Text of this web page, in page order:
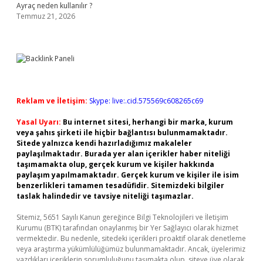
Ayraç neden kullanılır ?
Temmuz 21, 2026
Reklam ve İletişim: Skype: live:.cid.575569c608265c69
Yasal Uyarı: Bu internet sitesi, herhangi bir marka, kurum
veya şahıs şirketi ile hiçbir bağlantısı bulunmamaktadır.
Sitede yalnızca kendi hazırladığımız makaleler
paylaşılmaktadır. Burada yer alan içerikler haber niteliği
taşımamakta olup, gerçek kurum ve kişiler hakkında
paylaşım yapılmamaktadır. Gerçek kurum ve kişiler ile isim
benzerlikleri tamamen tesadüfidir. Sitemizdeki bilgiler
taslak halindedir ve tavsiye niteliği taşımazlar.
Sitemiz, 5651 Sayılı Kanun gereğince Bilgi Teknolojileri ve İletişim
Kurumu (BTK) tarafından onaylanmış bir Yer Sağlayıcı olarak hizmet
vermektedir. Bu nedenle, sitedeki içerikleri proaktif olarak denetleme
veya araştırma yükümlülüğümüz bulunmamaktadır. Ancak, üyelerimiz